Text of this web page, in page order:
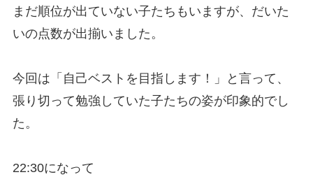
まだ順位が出ていない子たちもいますが、だいた
いの点数が出揃いました。
今回は「自己ベストを目指します！」と言って、
張り切って勉強していた子たちの姿が印象的でし
た。
22:30になって